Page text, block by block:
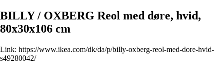
BILLY / OXBERG Reol med døre, hvid,
80x30x106 cm
Link: https://www.ikea.com/dk/da/p/billy-oxberg-reol-med-dore-hvid-
s49280042/